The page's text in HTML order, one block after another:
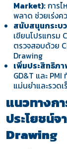
Market):การ
พลาด ช่วยเร่ง
สนับสนุนกระบ
เขียนโปรแกรม
ตรวจสอบด้วย
Drawing
เพิ่มประสิทธิภ
GD&T และ
แม่นยำและรวดเ
แนวทางก
ประโยชน์
Drawing